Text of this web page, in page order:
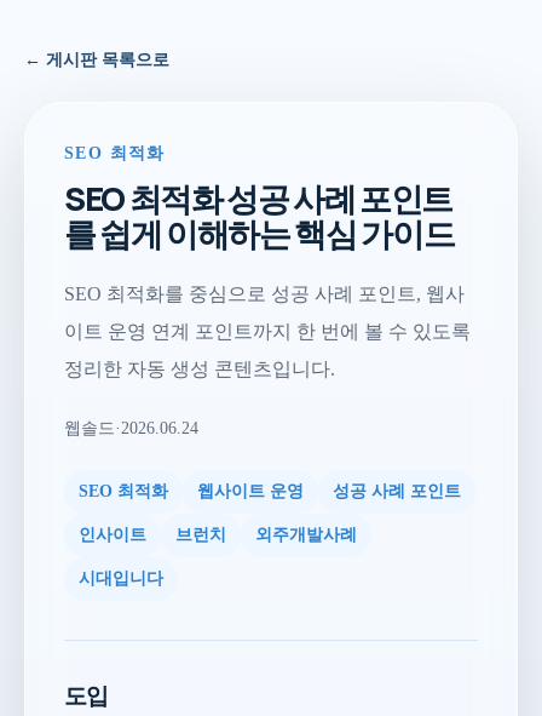
← 게시판 목록으로
SEO 최적화
SEO 최적화 성공 사례 포인트
를 쉽게 이해하는 핵심 가이드
SEO 최적화를 중심으로 성공 사례 포인트, 웹사
이트 운영 연계 포인트까지 한 번에 볼 수 있도록
정리한 자동 생성 콘텐츠입니다.
웹솔드·2026.06.24
SEO 최적화 웹사이트 운영 성공 사례 포인트
인사이트 브런치 외주개발사례
시대입니다
도입